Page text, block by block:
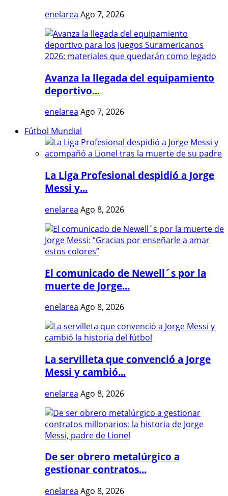
enelarea Ago 7, 2026
Avanza la llegada del equipamiento
deportivo...
enelarea Ago 7, 2026
Fútbol Mundial
La Liga Profesional despidió a Jorge
Messi y...
enelarea Ago 8, 2026
El comunicado de Newell´s por la
muerte de Jorge...
enelarea Ago 8, 2026
La servilleta que convenció a Jorge
Messi y cambió...
enelarea Ago 8, 2026
De ser obrero metalúrgico a
gestionar contratos...
enelarea Ago 8, 2026